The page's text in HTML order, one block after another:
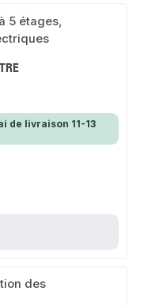
de livraison 11-13